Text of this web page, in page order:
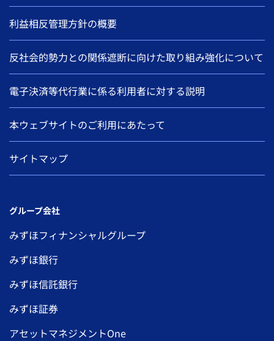
利益相反管理方針の概要
反社会的勢力との関係遮断に向けた取り組み強化について
電子決済等代行業に係る利用者に対する説明
本ウェブサイトのご利用にあたって
サイトマップ
グループ会社
みずほフィナンシャルグループ
みずほ銀行
みずほ信託銀行
みずほ証券
アセットマネジメントOne